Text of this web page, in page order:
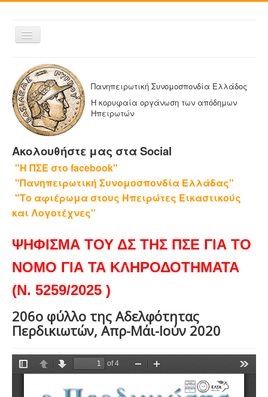
Εναλλαγή
πλοήγησης
ΑΡΧΙΚΗ
Η ΠΑΝΗΠΕΙΡΩΤΙΚΗ
ΔΕΛΤΙΑ ΤΥΠΟΥ
ΑΔΕΛΦΟΤΗΤΕΣ-ΟΜΟΣΠΟΝΔΙΕΣ
Η ΕΦΗΜΕΡΙΔΑ ΜΑΣ
ΕΦΗΜΕΡΙΔΕΣ ΑΔΕΛΦΟΤΗΤΩΝ
ΕΠΙΚΟΙΝΩΝΙΑ
Πανηπειρωτική Συνομοσπονδία Ελλάδος
Η κορυφαία οργάνωση των απόδημων
Ηπειρωτών
Ακολουθήστε μας στα Social
"Η ΠΣΕ στο facebook"
"Πανηπειρωτική Συνομοσπονδία Ελλάδας"
"Το αφιέρωμα στους Ηπειρώτες Εικαστικούς
και Λογοτέχνες"
ΨΗΦΙΣΜΑ ΤΟΥ ΔΣ ΤΗΣ ΠΣΕ ΓΙΑ ΤΟ
ΝΟΜΟ ΓΙΑ ΤΑ ΚΛΗΡΟΔΟΤΗΜΑΤΑ
(Ν. 5259/2025 )
206ο φύλλο της Αδελφότητας
Περδικιωτών, Απρ-Μάι-Ιούν 2020